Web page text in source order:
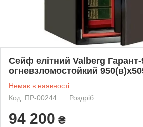
Сейф елітний Valberg Гарант-
огневзломостойкий
Немає в наявності
Код: ПР-00244
Роздріб
94 200 ₴